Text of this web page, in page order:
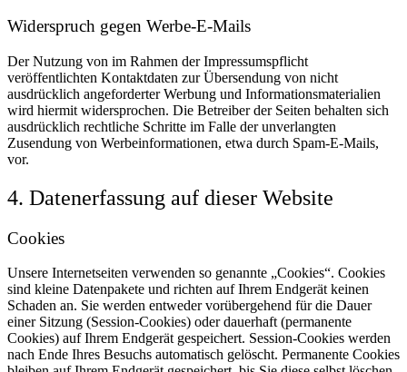
Widerspruch gegen Werbe-E-Mails
Der Nutzung von im Rahmen der Impressumspflicht
veröffentlichten Kontaktdaten zur Übersendung von nicht
ausdrücklich angeforderter Werbung und Informationsmaterialien
wird hiermit widersprochen. Die Betreiber der Seiten behalten sich
ausdrücklich rechtliche Schritte im Falle der unverlangten
Zusendung von Werbeinformationen, etwa durch Spam-E-Mails,
vor.
4. Datenerfassung auf dieser Website
Cookies
Unsere Internetseiten verwenden so genannte „Cookies“. Cookies
sind kleine Datenpakete und richten auf Ihrem Endgerät keinen
Schaden an. Sie werden entweder vorübergehend für die Dauer
einer Sitzung (Session-Cookies) oder dauerhaft (permanente
Cookies) auf Ihrem Endgerät gespeichert. Session-Cookies werden
nach Ende Ihres Besuchs automatisch gelöscht. Permanente Cookies